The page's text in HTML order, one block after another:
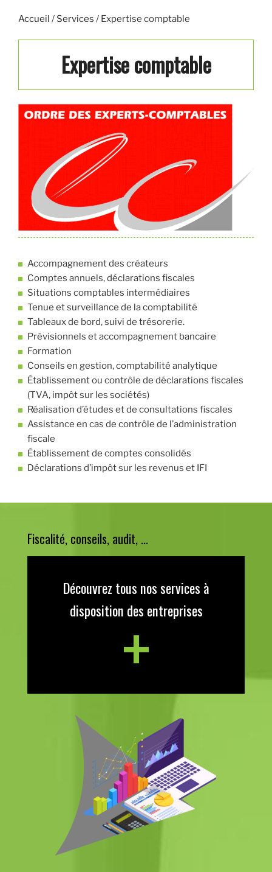
Accueil / Services / Expertise comptable
Expertise comptable
Accompagnement des créateurs
Comptes annuels, déclarations fiscales
Situations comptables intermédiaires
Tenue et surveillance de la comptabilité
Tableaux de bord, suivi de trésorerie.
Prévisionnels et accompagnement bancaire
Formation
Conseils en gestion, comptabilité analytique
Établissement ou contrôle de déclarations fiscales
(TVA, impôt sur les sociétés)
Réalisation d’études et de consultations fiscales
Assistance en cas de contrôle de l’administration
fiscale
Établissement de comptes consolidés
Déclarations d’impôt sur les revenus et IFI
Fiscalité, conseils, audit, ...
Découvrez tous nos services à
disposition des entreprises
+